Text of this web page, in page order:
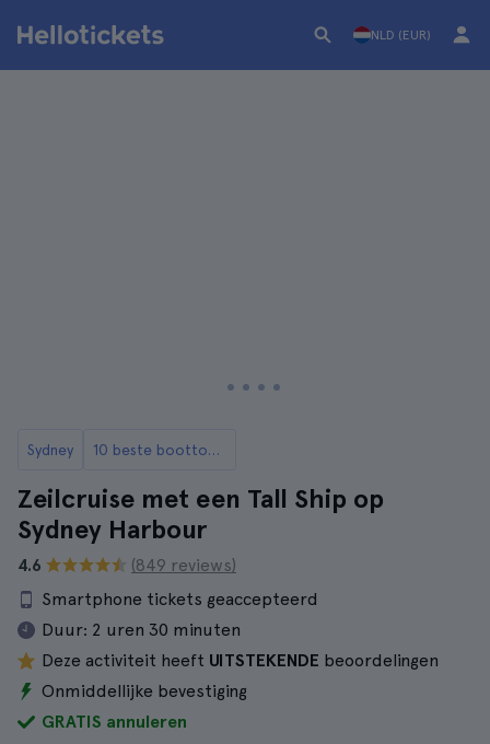
NLD (EUR)
Sydney 10 beste boottochten in Sydney
Zeilcruise met een Tall Ship op
Sydney Harbour
4.6
(849 reviews)
Smartphone tickets geaccepteerd
Duur: 2 uren 30 minuten
Deze activiteit heeft UITSTEKENDE beoordelingen
Onmiddellijke bevestiging
GRATIS annuleren